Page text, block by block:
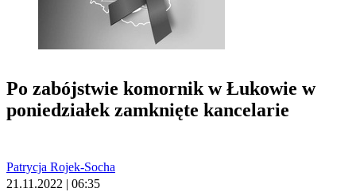
Po zabójstwie komornik w Łukowie w
poniedziałek zamknięte kancelarie
Patrycja Rojek-Socha
21.11.2022 | 06:35